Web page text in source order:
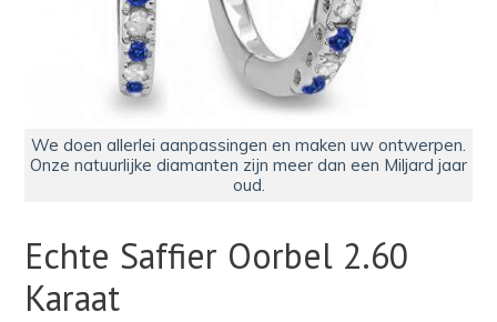
We doen allerlei aanpassingen en maken uw ontwerpen.
Onze natuurlijke diamanten zijn meer dan een Miljard jaar
oud.
Echte Saffier Oorbel 2.60
Karaat